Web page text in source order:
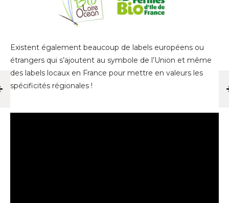
Existent également beaucoup de labels européens ou
étrangers qui s’ajoutent au symbole de l’Union et même
des labels locaux en France pour mettre en valeurs les
spécificités régionales !